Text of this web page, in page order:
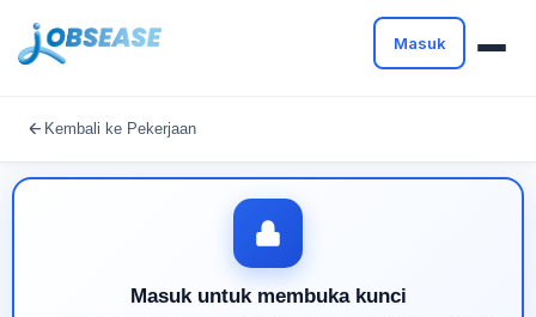
Masuk
Kembali ke Pekerjaan
Masuk untuk membuka kunci
Buat profil Anda untuk membuka kunci pencocokan